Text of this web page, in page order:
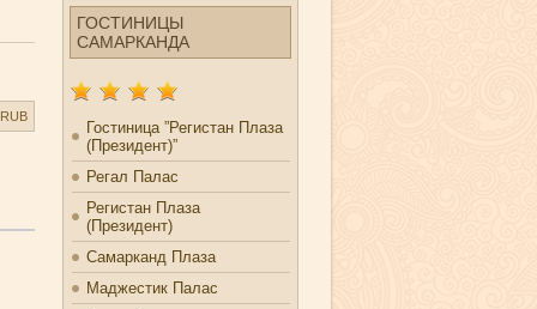
RUB
ГОСТИНИЦЫ
САМАРКАНДА
Гостиница ”Регистан Плаза
(Президент)”
Регал Палас
Регистан Плаза
(Президент)
Cамарканд Плаза
Маджестик Палас